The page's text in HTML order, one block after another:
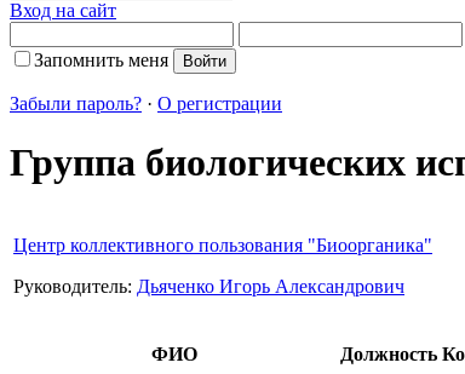
Вход на сайт
Запомнить меня
Забыли пароль? · О регистрации
Группа биологических
Центр коллективного пользования "Биоорганика"
Руководитель: Дьяченко Игорь Александрович
ФИО Должность